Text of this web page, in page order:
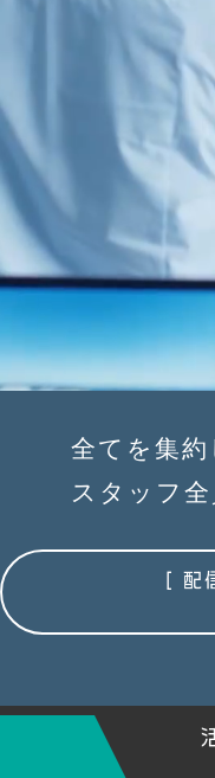
全てを集約
スタッフ全
[ 配